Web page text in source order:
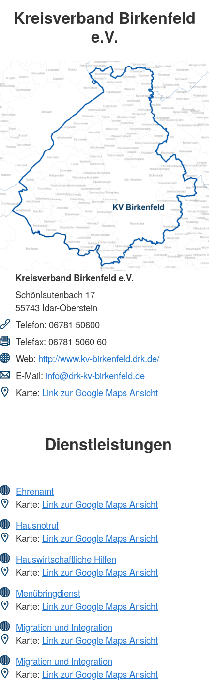
Kreisverband Birkenfeld
e.V.
Kreisverband Birkenfeld e.V.
Schönlautenbach 17
55743 Idar-Oberstein
Telefon: 06781 50600
Telefax: 06781 5060 60
Web: http://www.kv-birkenfeld.drk.de/
E-Mail: info@drk-kv-birkenfeld.de
Karte: Link zur Google Maps Ansicht
Dienstleistungen
Ehrenamt
Karte: Link zur Google Maps Ansicht
Hausnotruf
Karte: Link zur Google Maps Ansicht
Hauswirtschaftliche Hilfen
Karte: Link zur Google Maps Ansicht
Menübringdienst
Karte: Link zur Google Maps Ansicht
Migration und Integration
Karte: Link zur Google Maps Ansicht
Migration und Integration
Karte: Link zur Google Maps Ansicht